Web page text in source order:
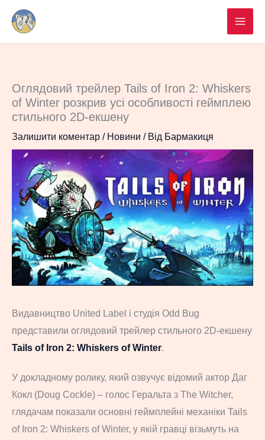
Перейти
вмісту
Оглядовий трейлер Tails of Iron 2: Whiskers
of Winter розкрив усі особливості геймплею
стильного 2D-екшену
Залишити коментар / Новини / Від Бармакиця
Видавництво United Label і студія Odd Bug
представили оглядовий трейлер стильного 2D-екшену
Tails of Iron 2: Whiskers of Winter.
У докладному ролику, який озвучує відомий актор Даг
Кокл (Doug Cockle) – голос Геральта з The Witcher,
глядачам показали основні геймплейні механіки Tails
of Iron 2: Whiskers of Winter, у якій гравці візьмуть на